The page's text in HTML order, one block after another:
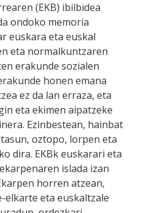
(EKB) ibilbidea
ondoko memoria
euskara eta euskal
eta normalkuntzaren
erakunde sozialen
honen emana
ez da lan erraza, eta
eta ekimen aipatzeke
Ezinbestean, hainbat
oztopo, lorpen eta
dira. EKBk euskarari eta
islada izan
horren atzean,
elkarte eta euskaltzale